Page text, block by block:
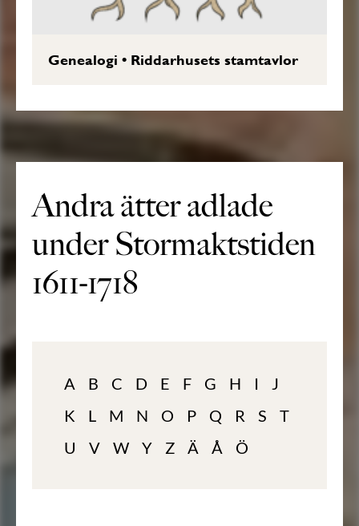
Genealogi • Riddarhusets stamtavlor
Andra ätter adlade
under Stormaktstiden
1611-1718
A B C D E F G H I
J
K
L M N O P Q R S
T
U
V W Y Z Ä Å Ö